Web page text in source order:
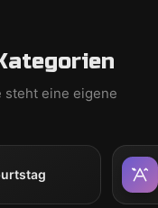
eine eigene